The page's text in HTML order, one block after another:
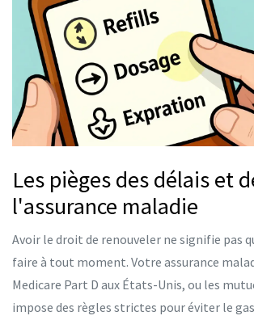
Les pièges des délais et
l'assurance maladie
Avoir le droit de renouveler ne signifie pas
faire à tout moment. Votre assurance
Medicare Part D aux États-Unis, ou les
impose des règles strictes pour éviter le